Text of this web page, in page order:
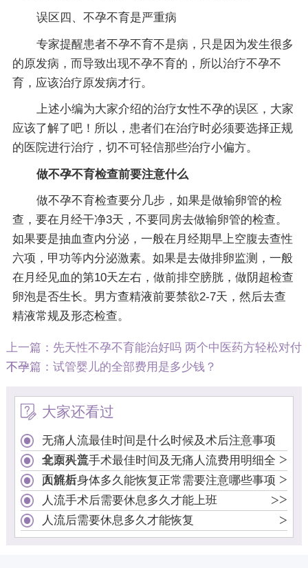
误区四、不孕不育是严重病
专家提醒患者不孕不育不是病，只是因为发生很多
的原发病，而导致出现不孕不育的，所以治疗不孕不
育，应该治疗原发病才行。
上述小编为大家介绍的治疗女性不孕的误区，大家
应该了解了吧！所以，患者们在治疗时必须要选择正规
的医院进行治疗，切不可轻信那些治疗小偏方。
做不孕不育检查前要注意什么
做不孕不育检查要分几步，如果是做输卵管的检
查，要在月经干净3天，不要同房去做输卵管的检查。
如果要是抽血查内分泌，一般在月经期早上空腹去查性
六项，甲功等内分泌激素。如果是去做排卵监测，一般
在月经见血的第10天左右，做前排空膀胱，做阴超检查
卵泡是否生长。男方查精液前要禁欲2-7天，然后去查
精液常规及形态检查。
上一篇： 先天性不孕不育能治好吗 两个中医药方轻松对付
不孕
下一篇： 试管婴儿的全部费用是多少钱？
大家还看过
无痛人流最佳时间是什么时候及术后注意事项
全面科普
>
北京人流手术最佳时间及无痛人流费用明细全
面解析
>
人流后身体多久能恢复正常需要注意哪些事项
>
人流手术后需要休息多久才能上班 >
人流后需要休息多久才能恢复 >